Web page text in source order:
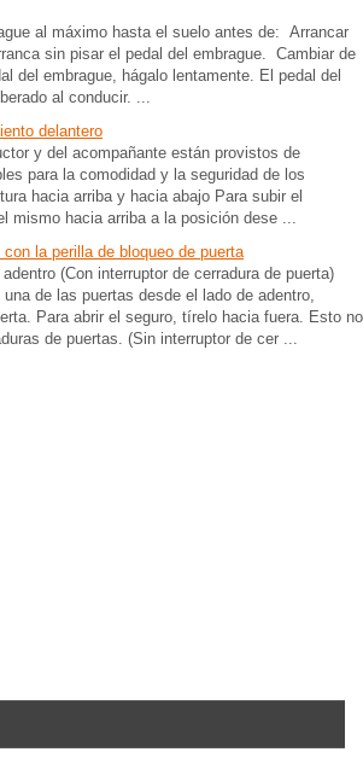
al máximo hasta el suelo antes de: Arrancar
sin pisar el pedal del embrague. Cambiar de
del embrague, hágalo lentamente. El pedal del
al conducir. ...
delantero
y del acompañante están provistos de
para la comodidad y la seguridad de los
hacia arriba y hacia abajo Para subir el
mismo hacia arriba a la posición dese ...
la perilla de bloqueo de puerta
(Con interruptor de cerradura de puerta)
de las puertas desde el lado de adentro,
Para abrir el seguro, tírelo hacia fuera. Esto no
de puertas. (Sin interruptor de cer ...